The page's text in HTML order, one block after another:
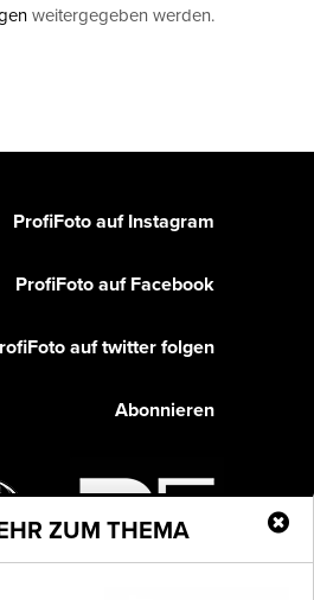
weitergegeben werden.
ZUM THEMA
ProfiFoto auf Instagram
ProfiFoto auf Facebook
auf twitter folgen
Abonnieren